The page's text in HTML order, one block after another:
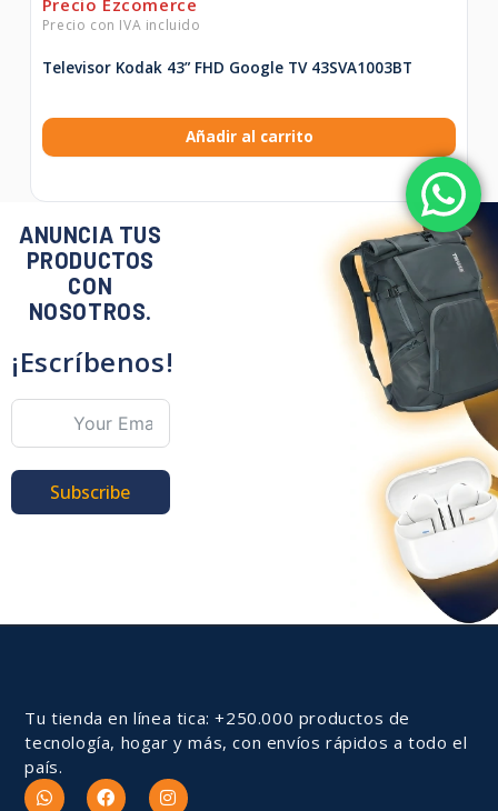
Televisor Kodak 43” FHD Google TV 43SVA1003BT
Añadir al carrito
ANUNCIA TUS
PRODUCTOS
CON
NOSOTROS.
¡Escríbenos!
Subscribe
Tu tienda en línea tica: +250.000 productos de
tecnología, hogar y más, con envíos rápidos a todo el
país.